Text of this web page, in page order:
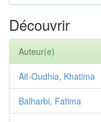
Découvrir
Auteur(e)
Ait-Oudhia, Khatima
Balharbi, Fatima